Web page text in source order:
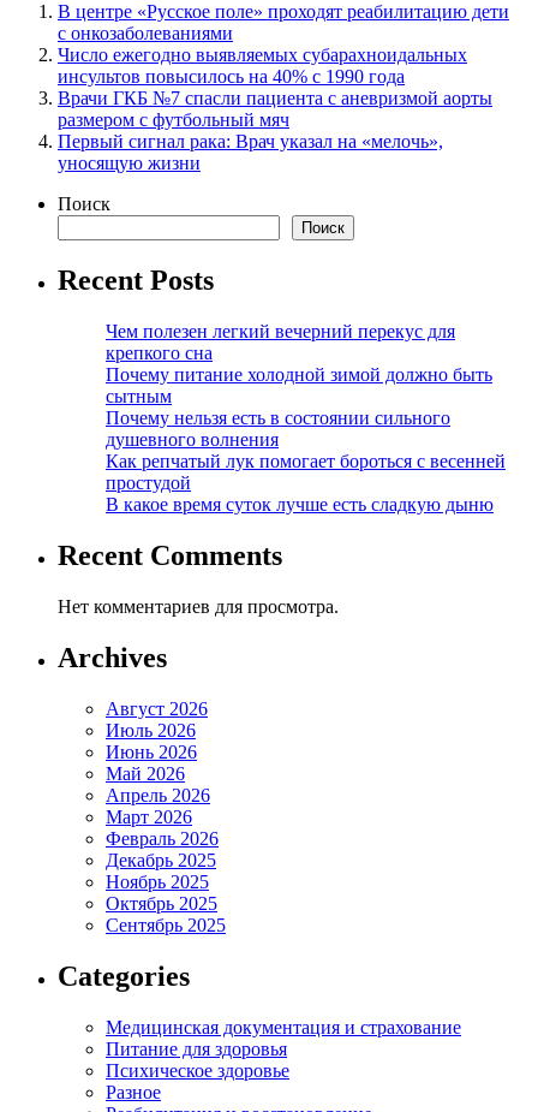
В центре «Русское поле» проходят реабилитацию дети
с онкозаболеваниями
Число ежегодно выявляемых субарахноидальных
инсультов повысилось на 40% с 1990 года
Врачи ГКБ №7 спасли пациента с аневризмой аорты
размером с футбольный мяч
Первый сигнал рака: Врач указал на «мелочь»,
уносящую жизни
Поиск
Поиск
Recent Posts
Чем полезен легкий вечерний перекус для
крепкого сна
Почему питание холодной зимой должно быть
сытным
Почему нельзя есть в состоянии сильного
душевного волнения
Как репчатый лук помогает бороться с весенней
простудой
В какое время суток лучше есть сладкую дыню
Recent Comments
Нет комментариев для просмотра.
Archives
Август 2026
Июль 2026
Июнь 2026
Май 2026
Апрель 2026
Март 2026
Февраль 2026
Декабрь 2025
Ноябрь 2025
Октябрь 2025
Сентябрь 2025
Categories
Медицинская документация и страхование
Питание для здоровья
Психическое здоровье
Разное